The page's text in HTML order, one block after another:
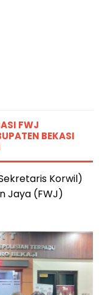
FWJ
BEKASI
Korwil)
Jaya (FWJ)